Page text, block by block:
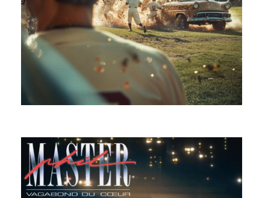
ALMA ELSTE
VAGABOND DU COEUR